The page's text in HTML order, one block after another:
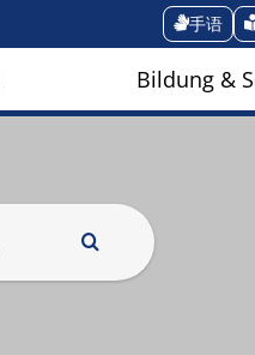
手语
Bildung &